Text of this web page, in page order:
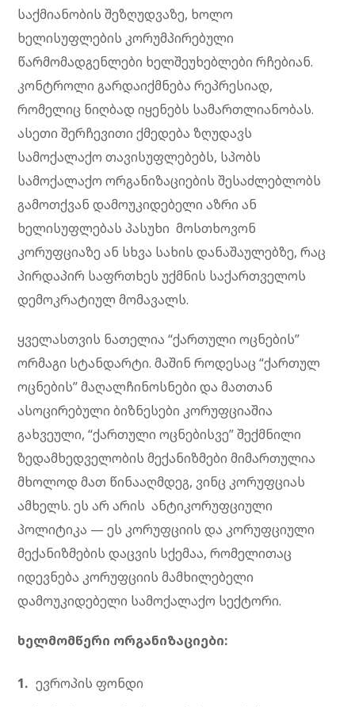
საქმიანობის შეზღუდვაზე, ხოლო
ხელისუფლების კორუმპირებული
წარმომადგენლები ხელშეუხებლები რჩებიან.
კონტროლი გარდაიქმნება რეპრესიად,
რომელიც ნიღბად იყენებს სამართლიანობას.
ასეთი შერჩევითი ქმედება ზღუდავს
სამოქალაქო თავისუფლებებს, სპობს
სამოქალაქო ორგანიზაციების შესაძლებლობს
გამოთქვან დამოუკიდებელი აზრი ან
ხელისუფლებას პასუხი მოსთხოვონ
კორუფციაზე ან სხვა სახის დანაშაულებზე, რაც
პირდაპირ საფრთხეს უქმნის საქართველოს
დემოკრატიულ მომავალს.
ყველასთვის ნათელია “ქართული ოცნების”
ორმაგი სტანდარტი. მაშინ როდესაც “ქართულ
ოცნების” მაღალჩინოსნები და მათთან
ასოცირებული ბიზნესები კორუფციაშია
გახვეული, “ქართული ოცნებისვე” შექმნილი
ზედამხედველობის მექანიზმები მიმართულია
მხოლოდ მათ წინააღმდეგ, ვინც კორუფციას
ამხელს. ეს არ არის ანტიკორუფციული
პოლიტიკა — ეს კორუფციის და კორუფციული
მექანიზმების დაცვის სქემაა, რომელითაც
იდევნება კორუფციის მამხილებელი
დამოუკიდებელი სამოქალაქო სექტორი.
ხელმომწერი ორგანიზაციები:
ევროპის ფონდი